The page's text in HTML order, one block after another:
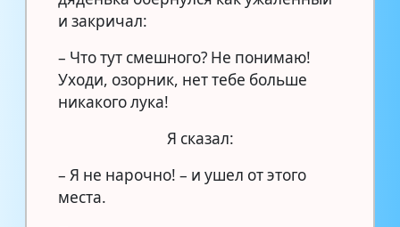
и закричал:
– Что тут смешного? Не понимаю!
Уходи, озорник, нет тебе больше
никакого лука!
Я сказал:
– Я не нарочно! – и ушел от этого
места.